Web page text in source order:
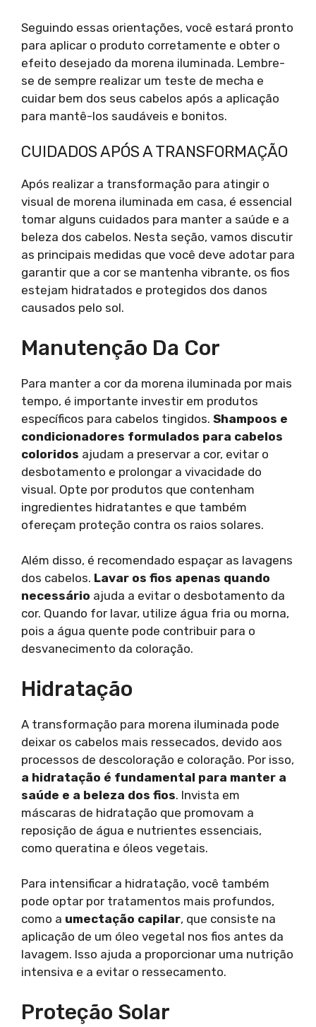
Seguindo essas orientações, você estará pronto
para aplicar o produto corretamente e obter o
efeito desejado da morena iluminada. Lembre-
se de sempre realizar um teste de mecha e
cuidar bem dos seus cabelos após a aplicação
para mantê-los saudáveis e bonitos.
CUIDADOS APÓS A TRANSFORMAÇÃO
Após realizar a transformação para atingir o
visual de morena iluminada em casa, é essencial
tomar alguns cuidados para manter a saúde e a
beleza dos cabelos. Nesta seção, vamos discutir
as principais medidas que você deve adotar para
garantir que a cor se mantenha vibrante, os fios
estejam hidratados e protegidos dos danos
causados pelo sol.
Manutenção Da Cor
Para manter a cor da morena iluminada por mais
tempo, é importante investir em produtos
específicos para cabelos tingidos. Shampoos e
condicionadores formulados para cabelos
coloridos ajudam a preservar a cor, evitar o
desbotamento e prolongar a vivacidade do
visual. Opte por produtos que contenham
ingredientes hidratantes e que também
ofereçam proteção contra os raios solares.
Além disso, é recomendado espaçar as lavagens
dos cabelos. Lavar os fios apenas quando
necessário ajuda a evitar o desbotamento da
cor. Quando for lavar, utilize água fria ou morna,
pois a água quente pode contribuir para o
desvanecimento da coloração.
Hidratação
A transformação para morena iluminada pode
deixar os cabelos mais ressecados, devido aos
processos de descoloração e coloração. Por isso,
a hidratação é fundamental para manter a
saúde e a beleza dos fios. Invista em
máscaras de hidratação que promovam a
reposição de água e nutrientes essenciais,
como queratina e óleos vegetais.
Para intensificar a hidratação, você também
pode optar por tratamentos mais profundos,
como a umectação capilar, que consiste na
aplicação de um óleo vegetal nos fios antes da
lavagem. Isso ajuda a proporcionar uma nutrição
intensiva e a evitar o ressecamento.
Proteção Solar